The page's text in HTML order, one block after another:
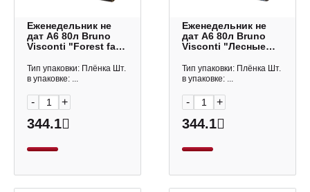
Еженедельник не
дат А6 80л Bruno
Visconti "Forest fairy
иск. кожа 3-741/15
Тип упаковки: Плёнка Шт.
в упаковке: ...
- +
344.1
Еженедельник не
дат А6 80л Bruno
Visconti "Лесные
иск. кожа 3-741/16
Тип упаковки: Плёнка Шт.
в упаковке: ...
- +
344.1